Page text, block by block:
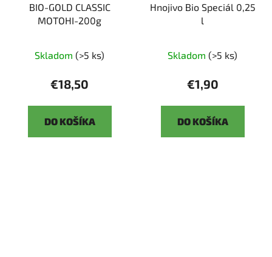
BIO-GOLD CLASSIC
MOTOHI-200g
Skladom (>5 ks)
€18,50
DO KOŠÍKA
Hnojivo Bio Speciál 0,25
l
Skladom (>5 ks)
€1,90
DO KOŠÍKA